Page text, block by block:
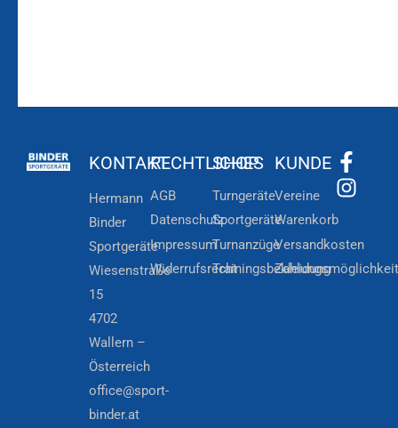
KONTAKT
Hermann
Binder
Sportgeräte
Wiesenstraße
15
4702
Wallern –
Österreich
office@sport-
binder.at
RECHTLICHES
AGB
Datenschutz
Impressum
Widerrufsrecht
SHOP
Turngeräte
Sportgeräte
Turnanzüge
Trainingsbekleidung
KUNDE
Vereine
Warenkorb
Versandkosten